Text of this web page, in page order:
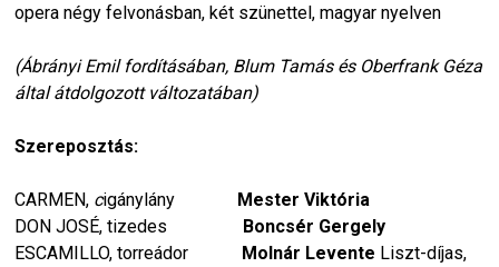
opera négy felvonásban, két szünettel, magyar nyelven
(Ábrányi Emil fordításában, Blum Tamás és Oberfrank Géza
által átdolgozott változatában)
Szereposztás:
CARMEN, cigánylány Mester Viktória
DON JOSÉ, tizedes
Boncsér Gergely
ESCAMILLO, torreádor
Molnár Levente Liszt-díjas,